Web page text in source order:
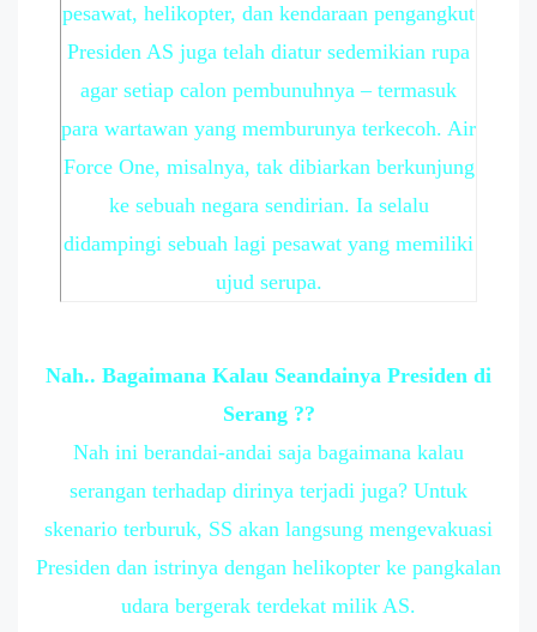
pesawat, helikopter, dan kendaraan pengangkut
Presiden AS juga telah diatur sedemikian rupa
agar setiap calon pembunuhnya – termasuk
para wartawan yang memburunya terkecoh. Air
Force One, misalnya, tak dibiarkan berkunjung
ke sebuah negara sendirian. Ia selalu
didampingi sebuah lagi pesawat yang memiliki
ujud serupa.
Nah.. Bagaimana Kalau Seandainya Presiden di
Serang ??
Nah ini berandai-andai saja bagaimana kalau
serangan terhadap dirinya terjadi juga? Untuk
skenario terburuk, SS akan langsung mengevakuasi
Presiden dan istrinya dengan helikopter ke pangkalan
udara bergerak terdekat milik AS.